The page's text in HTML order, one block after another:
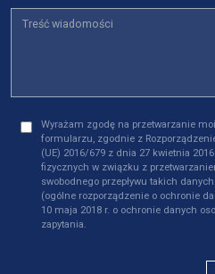
Wyrażam zgodę na przetwarzanie
formularzu, zgodnie z
(UE) 2016/679 z dnia 27 kwietnia
fizycznych w związku z
swobodnego przepływu takich
(ogólne rozporządzenie o ochronie
10 maja 2018 r. o ochronie danych
zapytania.